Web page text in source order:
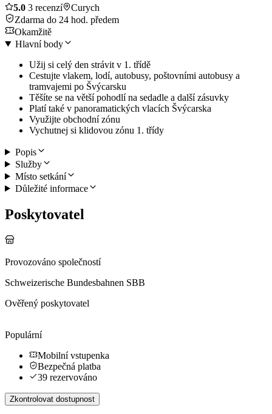
5.0 3 recenzí
Curych
Zdarma do 24 hod. předem
Okamžitě
Hlavní body
Užij si celý den strávit v 1. třídě
Cestujte vlakem, lodí, autobusy, poštovními autobusy a
tramvajemi po Švýcarsku
Těšíte se na větší pohodlí na sedadle a další zásuvky
Platí také v panoramatických vlacích Švýcarska
Využijte obchodní zónu
Vychutnej si klidovou zónu 1. třídy
Popis
Služby
Místo setkání
Důležité informace
Poskytovatel
Provozováno společností
Schweizerische Bundesbahnen SBB
Ověřený poskytovatel
Populární
Mobilní vstupenka
Bezpečná platba
39 rezervováno
Zkontrolovat dostupnost